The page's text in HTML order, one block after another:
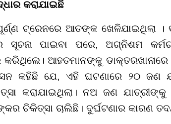
କରାଯାଇଛି
ଟ୍ରେନରେ ଆତଙ୍କ ଖେଳିଯାଇଥିଲା
ସୂଚନା ପାଇବା ପରେ, ଅଗ୍ନିଶମ
ଆହତମାନଙ୍କୁ ଡାକ୍ତରଖାନାରେ
କହିଛି ଯେ, ଏହି ଘଟଣାରେ ୨୦ ଜଣ
କରାଯାଇଥିଲା। ନଅ ଜଣ
ଚିକିତ୍ସା ଚାଲିଛି। ଦୁର୍ଘଟଣାର କାରଣ